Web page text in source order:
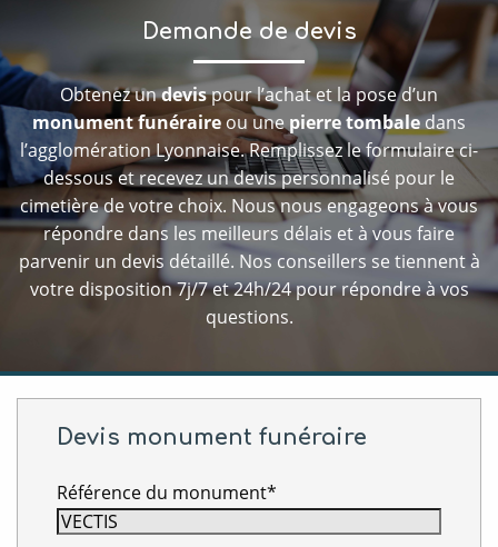
Demande de devis
Obtenez undevispour l’achat et la pose d’un
monument funéraireou unepierre tombaledans
l’agglomération Lyonnaise. Remplissez le formulaire ci-
dessous et recevez un devis personnalisé pour le
cimetière de votre choix. Nous nous engageons à vous
répondre dans les meilleurs délais et à vous faire
parvenir un devis détaillé. Nos conseillers se tiennent à
votre disposition 7j/7 et 24h/24 pour répondre à vos
questions.
Devis monument funéraire
Référence du monument*